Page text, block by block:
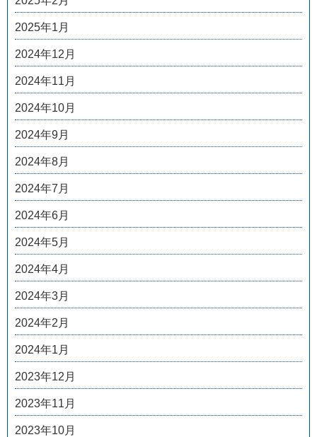
2025年1月
2024年12月
2024年11月
2024年10月
2024年9月
2024年8月
2024年7月
2024年6月
2024年5月
2024年4月
2024年3月
2024年2月
2024年1月
2023年12月
2023年11月
2023年10月